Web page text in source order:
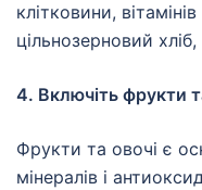
клітковини,
цільнозерновий
4. Включіть фрукти
Фрукти та овочі є
мінералів і